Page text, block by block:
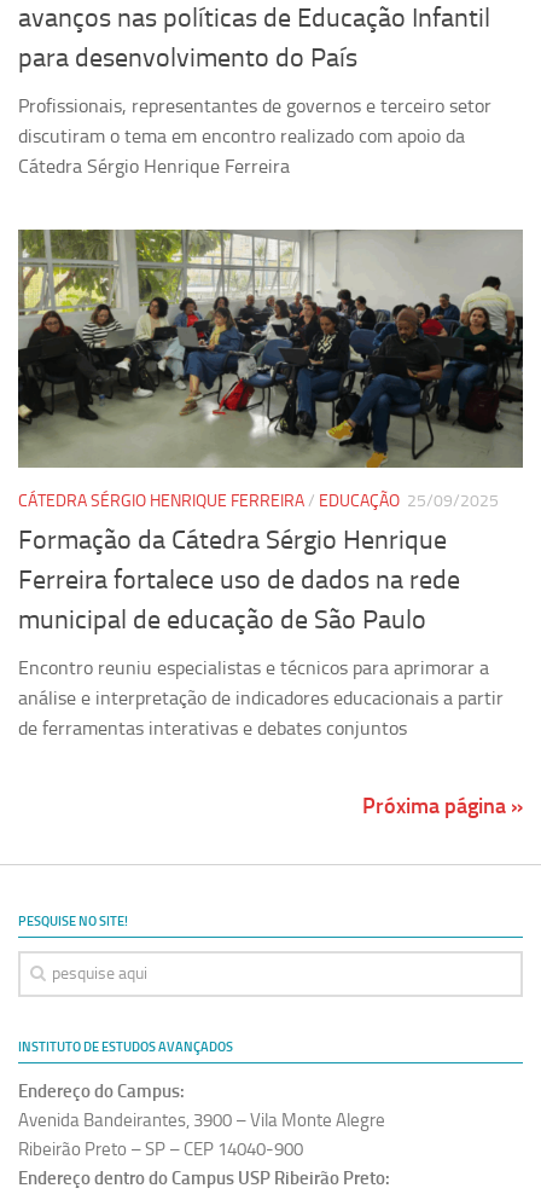
avanços nas políticas de Educação Infantil
para desenvolvimento do País
Profissionais, representantes de governos e terceiro setor
discutiram o tema em encontro realizado com apoio da
Cátedra Sérgio Henrique Ferreira
CÁTEDRA SÉRGIO HENRIQUE FERREIRA/ EDUCAÇÃO 25/09/2025
Formação da Cátedra Sérgio Henrique
Ferreira fortalece uso de dados na rede
municipal de educação de São Paulo
Encontro reuniu especialistas e técnicos para aprimorar a
análise e interpretação de indicadores educacionais a partir
de ferramentas interativas e debates conjuntos
Próxima página »
PESQUISE NO SITE!
INSTITUTO DE ESTUDOS AVANÇADOS
Endereço do Campus:
Avenida Bandeirantes, 3900 – Vila Monte Alegre
Ribeirão Preto – SP – CEP 14040-900
Endereço dentro do Campus USP Ribeirão Preto: